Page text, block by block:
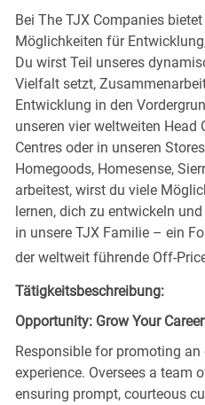
Bei The TJX Companies
Möglichkeiten für
Du wirst Teil unseres
Vielfalt setzt,
Entwicklung in den
unseren vier weltweiten Head
Centres oder in unseren
Homegoods, Homesense,
arbeitest, wirst du viele
lernen, dich zu entwickeln
in unsere TJX Familie – ein
der weltweit führende Off-
Tätigkeitsbeschreibung:
Opportunity: Grow Your Career
Responsible for promoting
experience. Oversees a team
ensuring prompt, courteous